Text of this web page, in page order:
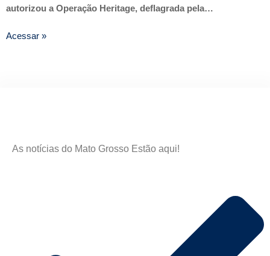
autorizou a Operação Heritage, deflagrada pela…
Acessar »
As notícias do Mato Grosso Estão aqui!